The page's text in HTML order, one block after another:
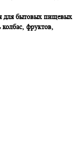
для бытовых пищевых
фруктов,